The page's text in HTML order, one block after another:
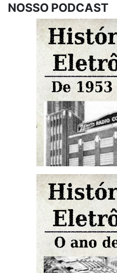
NOSSO PODCAST